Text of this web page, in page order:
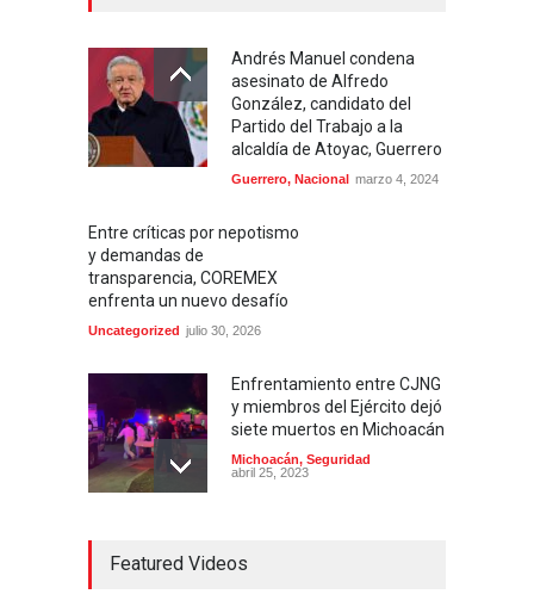
Andrés Manuel condena
asesinato de Alfredo
González, candidato del
Partido del Trabajo a la
alcaldía de Atoyac, Guerrero
Guerrero, Nacional marzo 4, 2024
Entre críticas por nepotismo
y demandas de
transparencia, COREMEX
enfrenta un nuevo desafío
Uncategorized julio 30, 2026
Enfrentamiento entre CJNG
y miembros del Ejército dejó
siete muertos en Michoacán
Michoacán, Seguridad
abril 25, 2023
contra mujeres
Featured Videos